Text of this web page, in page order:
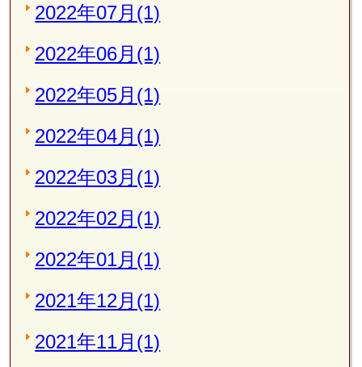
2022年07月(1)
2022年06月(1)
2022年05月(1)
2022年04月(1)
2022年03月(1)
2022年02月(1)
2022年01月(1)
2021年12月(1)
2021年11月(1)